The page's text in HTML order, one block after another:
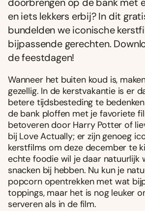
en iets lekkers erbij? In dit
bundelden we iconische
bijpassende gerechten.
de feestdagen!
Wanneer het buiten koud is,
gezellig. In de kerstvakantie is er
betere tijdsbesteding te
de bank ploffen met je favoriete
betoveren door Harry Potter of
bij Love Actually; er zijn genoeg
kerstfilms om deze december te
echte foodie wil je daar natuurlijk
snacken bij hebben. Nu kun je
popcorn opentrekken met wat
toppings, maar het is nog leuker
serveren als in de film.